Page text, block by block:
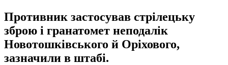
Противник застосував стрілецьку
зброю і гранатомет неподалік
Новотошківського й Оріхового,
зазначили в штабі.